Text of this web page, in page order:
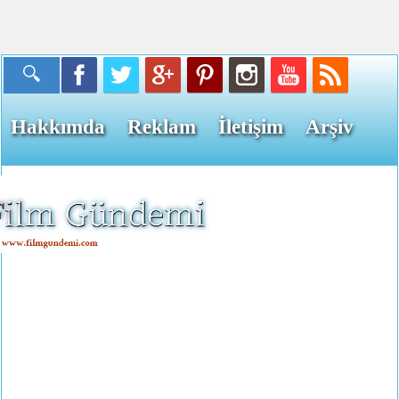
Hakkımda Reklam İletişim Arşiv